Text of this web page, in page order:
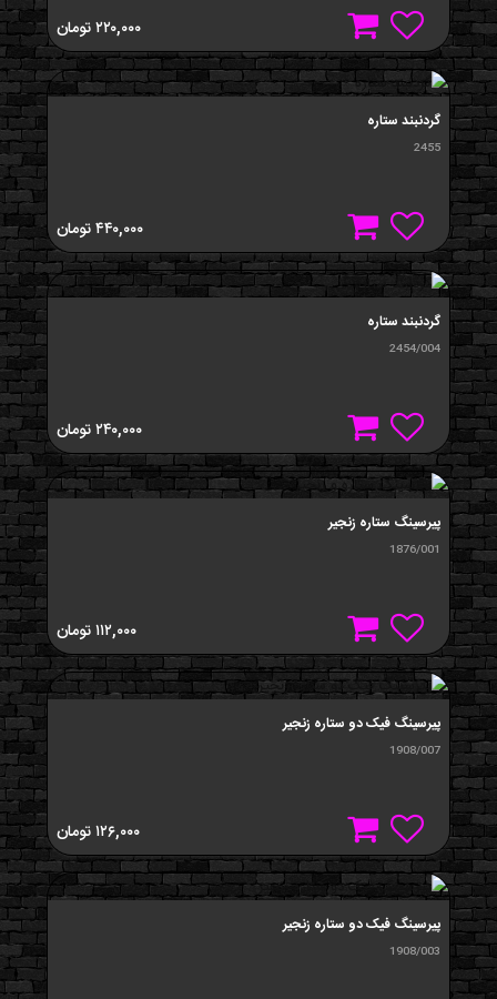
۲۲۰,۰۰۰تومان
گردنبند ستاره
2455
۴۴۰,۰۰۰تومان
گردنبند ستاره
2454/004
۲۴۰,۰۰۰تومان
پیرسینگ ستاره زنجیر
1876/001
۱۱۲,۰۰۰تومان
پیرسینگ فیک دو ستاره زنجیر
1908/007
۱۲۶,۰۰۰تومان
پیرسینگ فیک دو ستاره زنجیر
1908/003